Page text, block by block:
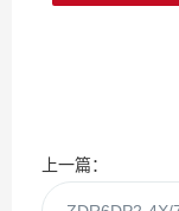
上一篇：